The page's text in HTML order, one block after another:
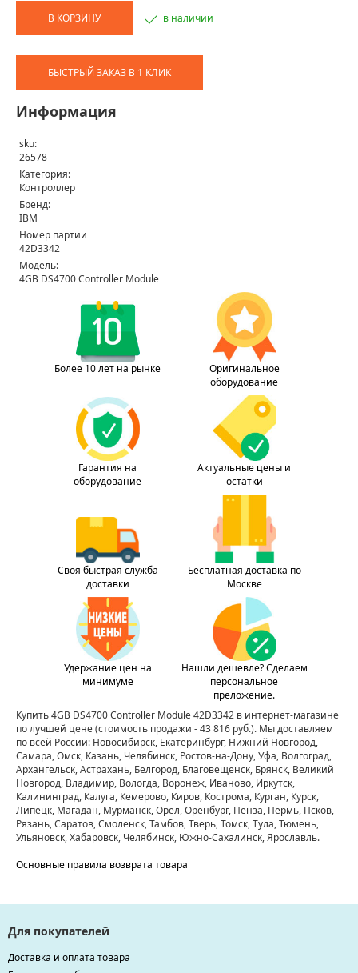
В КОРЗИНУ в наличии
БЫСТРЫЙ ЗАКАЗ В 1 КЛИК
Информация
sku:
26578
Категория:
Контроллер
Бренд:
IBM
Номер партии
42D3342
Модель:
4GB DS4700 Controller Module
Более 10 лет на рынке
Оригинальное
оборудование
Гарантия на
оборудование
Актуальные цены и
остатки
Своя быстрая служба
доставки
Бесплатная доставка по
Москве
Удержание цен на
минимуме
Нашли дешевле? Сделаем
персональное
преложение.
Купить 4GB DS4700 Controller Module 42D3342 в интернет-магазине
по лучшей цене(стоимость продажи - 43 816 руб.). Мы доставляем
по всей России: Новосибирск, Екатеринбург, Нижний Новгород,
Самара, Омск, Казань, Челябинск, Ростов-на-Дону, Уфа, Волгоград,
Архангельск, Астрахань, Белгород, Благовещенск, Брянск, Великий
Новгород, Владимир, Вологда, Воронеж, Иваново, Иркутск,
Калининград, Калуга, Кемерово, Киров, Кострома, Курган, Курск,
Липецк, Магадан, Мурманск, Орел, Оренбург, Пенза, Пермь, Псков,
Рязань, Саратов, Смоленск, Тамбов, Тверь, Томск, Тула, Тюмень,
Ульяновск, Хабаровск, Челябинск, Южно-Сахалинск, Ярославль.
Основные правила возврата товара
Для покупателей
Доставка и оплата товара